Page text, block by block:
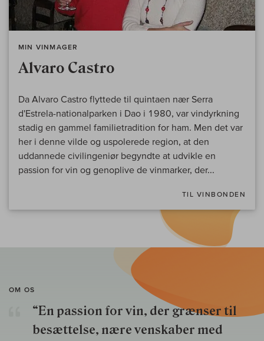
MIN VINMAGER
Alvaro Castro
Da Alvaro Castro flyttede til quintaen nær Serra
d'Estrela-nationalparken i Dao i 1980, var vindyrkning
stadig en gammel familietradition for ham. Men det var
her i denne vilde og uspolerede region, at den
uddannede civilingeniør begyndte at udvikle en
passion for vin og genoplive de vinmarker, der...
TIL VINBONDEN
OM OS
“En passion for vin, der grænser til
besættelse, nære venskaber med